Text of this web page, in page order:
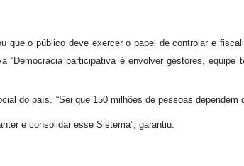
participativa é envolver gestores,
do país. “Sei que 150 milhões de pessoas
e consolidar esse Sistema”, garantiu.